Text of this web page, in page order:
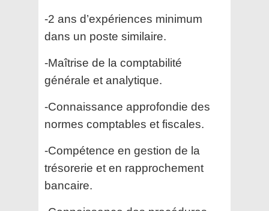
-2 ans d’expériences minimum
dans un poste similaire.
-Maîtrise de la comptabilité
générale et analytique.
-Connaissance approfondie des
normes comptables et fiscales.
-Compétence en gestion de la
trésorerie et en rapprochement
bancaire.